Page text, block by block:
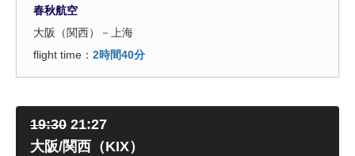
春秋航空
大阪（関西）－上海
flight time： 2時間40分
19:30 21:27
大阪/関西（KIX）